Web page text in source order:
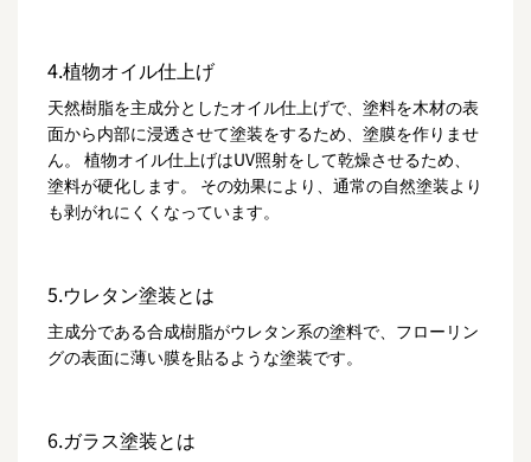
4.植物オイル仕上げ
天然樹脂を主成分としたオイル仕上げで、塗料を木材の表
面から内部に浸透させて塗装をするため、塗膜を作りませ
ん。 植物オイル仕上げはUV照射をして乾燥させるため、
塗料が硬化します。 その効果により、通常の自然塗装より
も剥がれにくくなっています。
5.ウレタン塗装とは
主成分である合成樹脂がウレタン系の塗料で、フローリン
グの表面に薄い膜を貼るような塗装です。
6.ガラス塗装とは